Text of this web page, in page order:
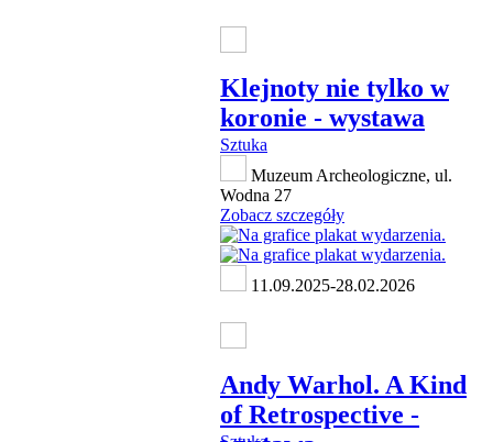
Klejnoty nie tylko w
koronie - wystawa
Sztuka
Muzeum Archeologiczne, ul.
Wodna 27
Zobacz szczegóły
11.09.2025-28.02.2026
Andy Warhol. A Kind
of Retrospective -